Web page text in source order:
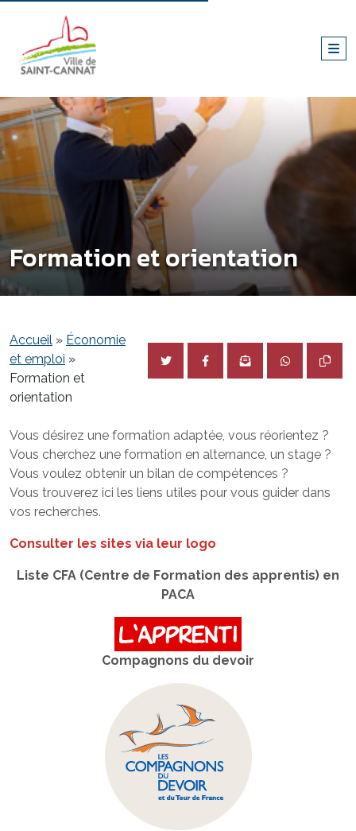
Formation et orientation
Accueil » Économie
et emploi »
Formation et
orientation
Vous désirez une formation adaptée, vous réorientez ?
Vous cherchez une formation en alternance, un stage ?
Vous voulez obtenir un bilan de compétences ?
Vous trouverez ici les liens utiles pour vous guider dans
vos recherches.
Consulter les sites via leur logo
Liste CFA (Centre de Formation des apprentis) en
PACA
Compagnons du devoir